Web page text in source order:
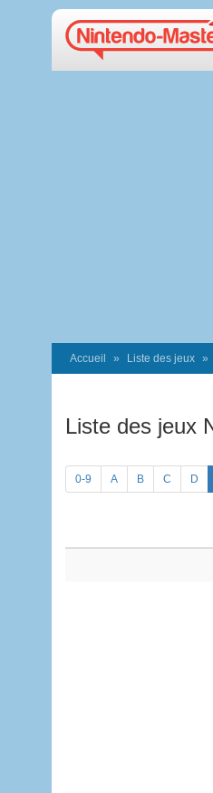
Accueil Liste des jeux
Liste des jeux
0-9 A B C D